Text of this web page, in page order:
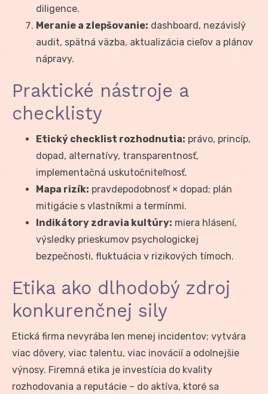
diligence.
Meranie a zlepšovanie: dashboard, nezávislý
audit, spätná väzba, aktualizácia cieľov a plánov
nápravy.
Praktické nástroje a
checklisty
Etický checklist rozhodnutia: právo, princíp,
dopad, alternatívy, transparentnosť,
implementačná uskutočniteľnosť.
Mapa rizík: pravdepodobnosť × dopad; plán
mitigácie s vlastníkmi a termínmi.
Indikátory zdravia kultúry: miera hlásení,
výsledky prieskumov psychologickej
bezpečnosti, fluktuácia v rizikových tímoch.
Etika ako dlhodobý zdroj
konkurenčnej sily
Etická firma nevyrába len menej incidentov; vytvára
viac dôvery, viac talentu, viac inovácií a odolnejšie
výnosy. Firemná etika je investícia do kvality
rozhodovania a reputácie – do aktíva, ktoré sa